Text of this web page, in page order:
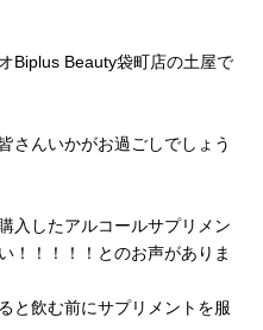
Biplus Beauty袋町店の土屋で
さんいかがお過ごしでしょう
入したアルコールサプリメン
！！！！！とのお声がありま
と飲む前にサプリメントを服